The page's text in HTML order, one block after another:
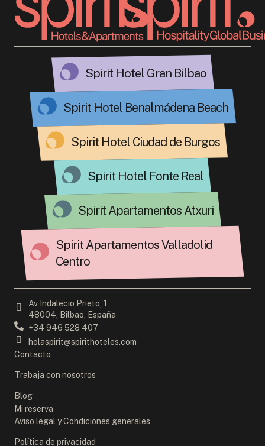
Spirit Hotel Gran Bilbao
Spirit Hotel Benalmádena Beach
Spirit Hotel Ciudad de Burgos
Spirit Hotel Fonte Real
Spirit Apartamentos Atxuri
Spirit Apartamentos Valladolid
Centro
Av Indalecio Prieto, 1
48004, Bilbao, España
+34 946 528 407
holaspirit@spirithoteles.com
Contacto
Trabaja con nosotros
Blog
Mi reserva
Aviso legal y Condiciones generales
Política de privacidad